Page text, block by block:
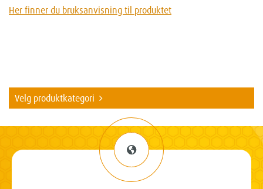
Her finner du bruksanvisning til produktet
Velg produktkategori